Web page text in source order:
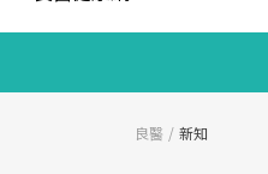
良醫 新知